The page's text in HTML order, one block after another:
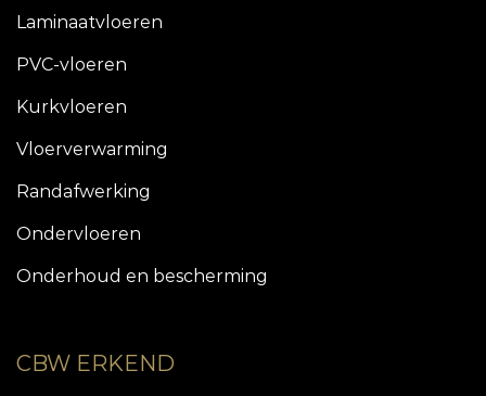
Laminaatvloeren
PVC-vloeren
Kurkvloeren
Vloerverwarming
Randafwerking
Ondervloeren
Onderhoud en bescherming
CBW ERKEND